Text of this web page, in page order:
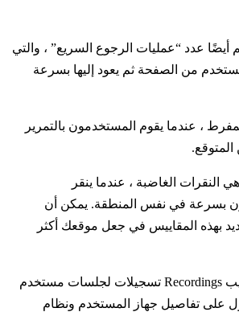
عدد “عمليات الرجوع السريع” ، والتي
من الصفحة ثم يعود إليها بسرعة
، عندما يقوم المستخدمون بالتمرير
النقرات الغاضبة ، عندما ينقر
بسرعة في نفس المنطقة. يمكن أن
بهذه المقاييس في جعل موقعك أكثر
تعرض لك علامة التبويب Recordings تسجيلات لجلسات مستخدم
على تفاصيل جهاز المستخدم ونظام